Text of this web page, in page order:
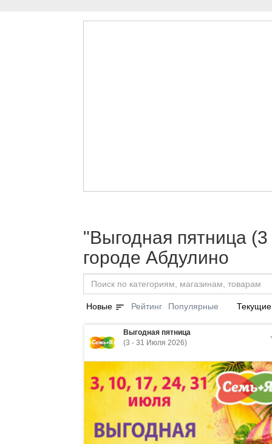
"Выгодная пятница
городе Абдулино
Новые sort Рейтинг Популярные Текущие
Выгодная пятница
(3 - 31 Июля 2026)